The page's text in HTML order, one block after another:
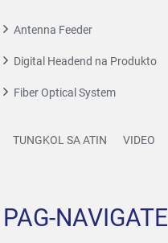
Antenna Feeder
Digital Headend na Produkto
Fiber Optical System
TUNGKOL SA ATIN VIDEO
PAG-NAVIGATE